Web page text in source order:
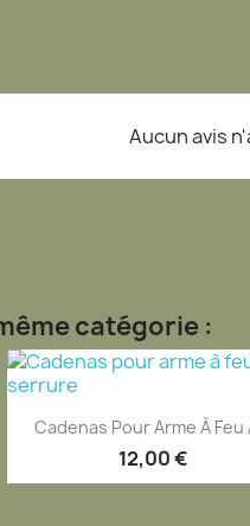
Aucun avis
catégorie :
Aperçu rapide
Cadenas Pour Arme À Feu
12,00 €